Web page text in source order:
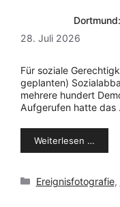
28. Juli 2026
Für soziale
geplanten)
mehrere hundert
Aufgerufen hatte das
Weiterlesen …
Kategorien
Ereignisfotografie,